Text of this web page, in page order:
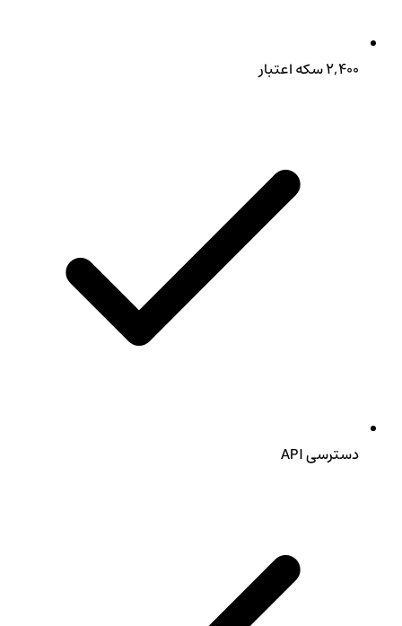
۲,۴۰۰ سکه اعتبار
دسترسی API